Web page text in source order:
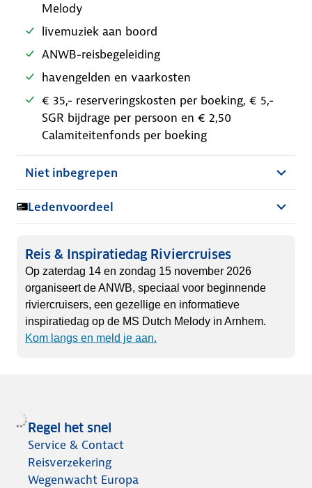
Melody
livemuziek aan boord
ANWB-reisbegeleiding
havengelden en vaarkosten
€ 35,- reserveringskosten per boeking, € 5,-
SGR bijdrage per persoon en € 2,50
Calamiteitenfonds per boeking
Niet inbegrepen
Ledenvoordeel
Reis & Inspiratiedag Riviercruises
Op zaterdag 14 en zondag 15 november 2026
organiseert de ANWB, speciaal voor beginnende
riviercruisers, een gezellige en informatieve
inspiratiedag op de MS Dutch Melody in Arnhem.
Kom langs en meld je aan.
Regel het snel
Service & Contact
Reisverzekering
Wegenwacht Europa